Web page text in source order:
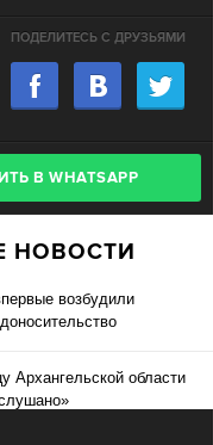
ПОДЕЛИТЕСЬ С ДРУЗЬЯМИ
В WHATSAPP
НОВОСТИ
возбудили
Архангельской области